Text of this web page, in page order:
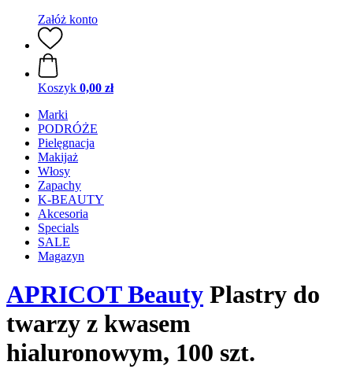
Załóż konto
Koszyk 0,00 zł
Marki
PODRÓŻE
Pielęgnacja
Makijaż
Włosy
Zapachy
K-BEAUTY
Akcesoria
Specials
SALE
Magazyn
APRICOT Beauty Plastry do
twarzy z kwasem
hialuronowym, 100 szt.